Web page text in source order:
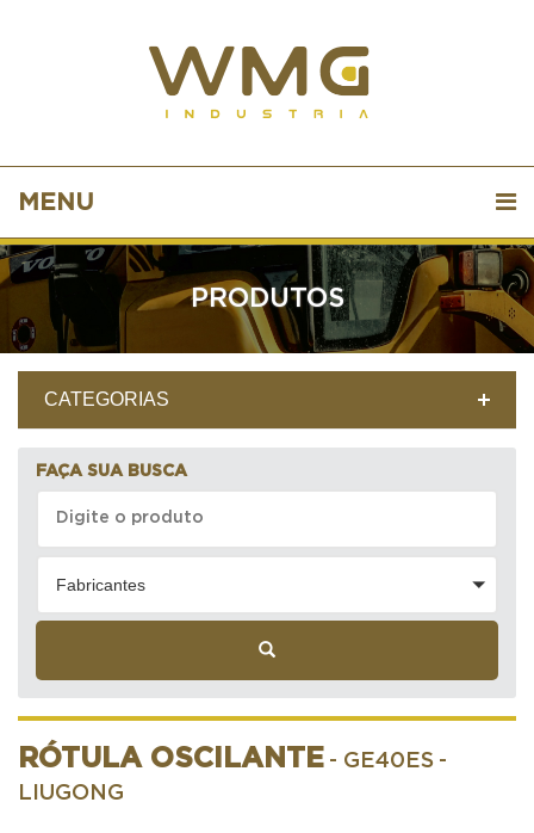
MENU
PRODUTOS
CATEGORIAS
FAÇA SUA BUSCA
Fabricantes
RÓTULA OSCILANTE - GE40ES -
LIUGONG